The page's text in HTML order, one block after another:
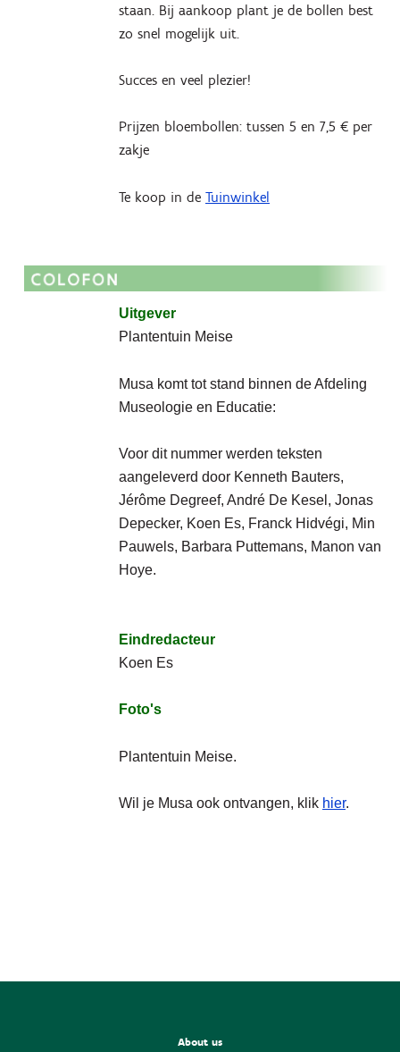
staan. Bij aankoop plant je de bollen best
zo snel mogelijk uit.
Succes en veel plezier!
Prijzen bloembollen: tussen 5 en 7,5 € per
zakje
Te koop in de Tuinwinkel
Uitgever
Plantentuin Meise
Musa komt tot stand binnen de Afdeling
Museologie en Educatie:
Voor dit nummer werden teksten
aangeleverd door Kenneth Bauters,
Jérôme Degreef, André De Kesel, Jonas
Depecker, Koen Es, Franck Hidvégi, Min
Pauwels, Barbara Puttemans, Manon van
Hoye.
Eindredacteur
Koen Es
Foto's
Plantentuin Meise.
Wil je Musa ook ontvangen, klik hier.
About us